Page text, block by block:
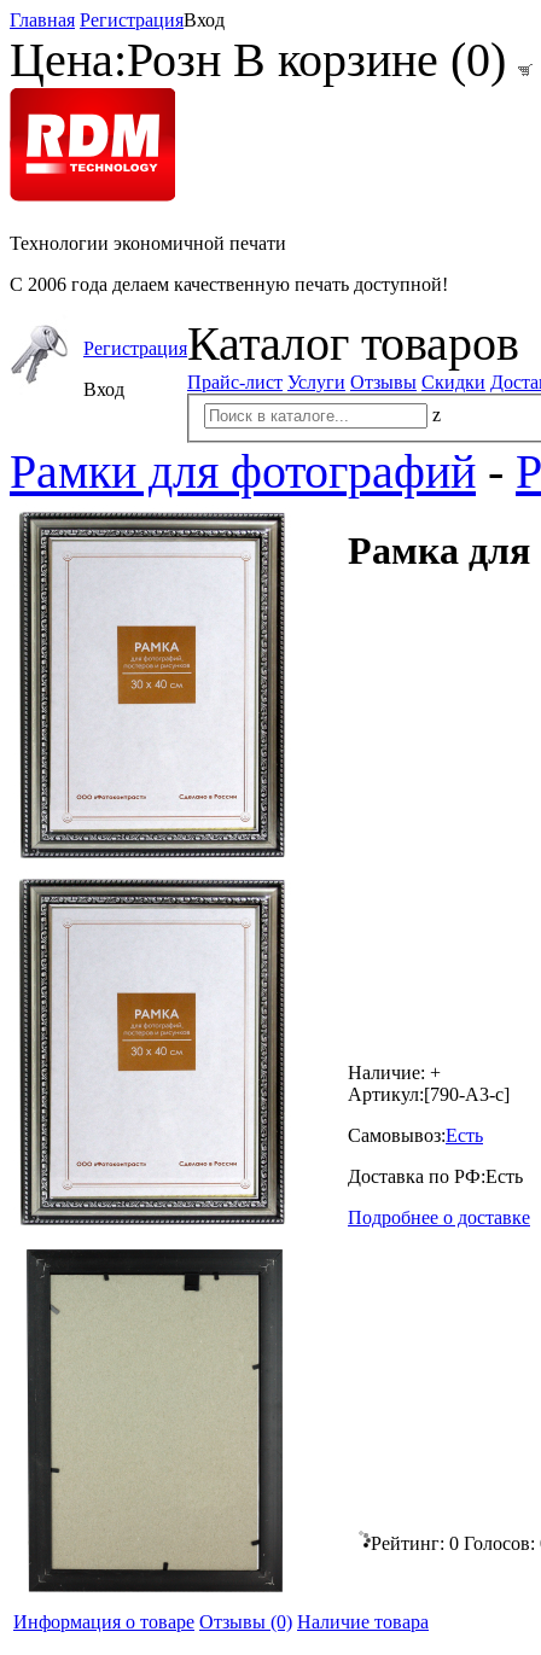
Главная РегистрацияВход
Цена:Розн В корзине (0)
Технологии экономичной печати
С 2006 года делаем качественную печать доступной!
Регистрация
Вход
Каталог товаров
Прайс-лист Услуги Отзывы Скидки
z
Рамки для фотографий -
Рамка для
Наличие: +
Артикул:[790-А3-c]
Самовывоз:Есть
Доставка по РФ:Есть
Подробнее о доставке
Рейтинг: 0 Голосов:
Информация о товаре Отзывы (0) Наличие товара